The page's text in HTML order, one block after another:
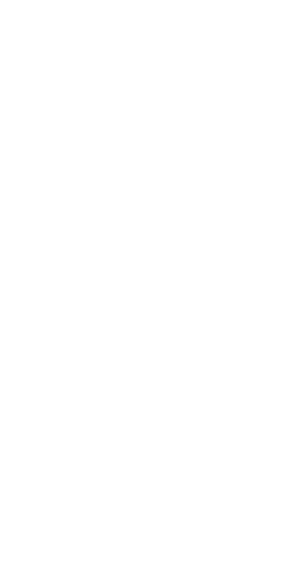
全面開放體驗延長到8月!!
台
百岳登頂_南橫三星
卷暨7/31交流餐敘報名
聯誼賽 熱烈報名中（8/3報名截
會官網將迎來新面貌，7/1 新官